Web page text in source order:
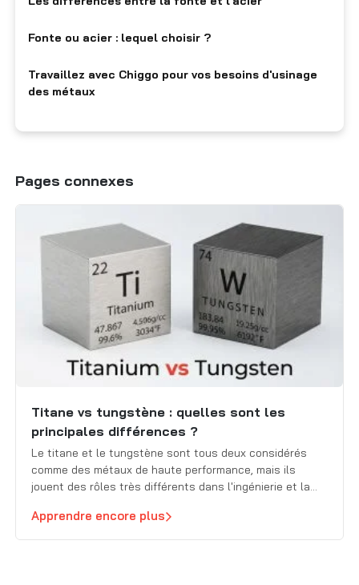
Fonte ou acier : lequel choisir ?
Travaillez avec Chiggo pour vos besoins d'usinage
des métaux
Pages connexes
Titane vs tungstène : quelles sont les
principales différences ?
Le titane et le tungstène sont tous deux considérés
comme des métaux de haute performance, mais ils
jouent des rôles très différents dans l'ingénierie et la
les ingénieurs et les acheteurs se concentrent sur des
facteurs clés tels que la résistance, le poids, la
Apprendre encore plus